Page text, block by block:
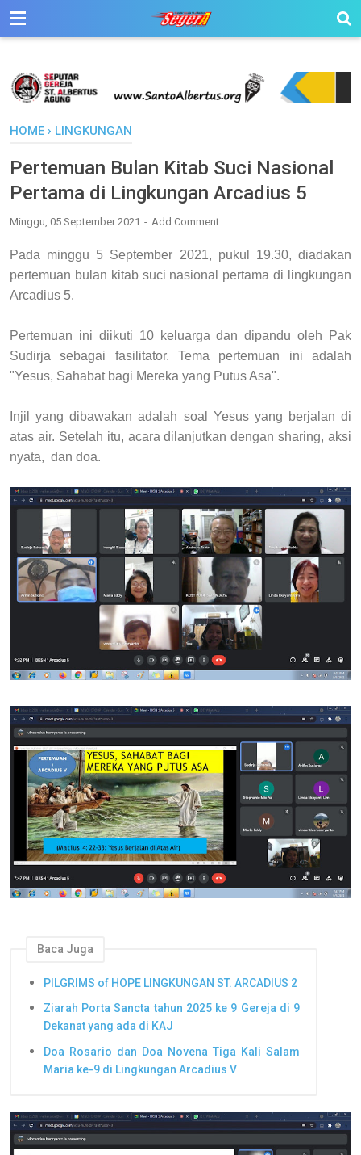
HOME › LINGKUNGAN
Pertemuan Bulan Kitab Suci Nasional
Pertama di Lingkungan Arcadius 5
Minggu, 05 September 2021 Add Comment
Pada minggu 5 September 2021, pukul 19.30, diadakan
pertemuan bulan kitab suci nasional pertama di lingkungan
Arcadius 5.
Pertemuan ini diikuti 10 keluarga dan dipandu oleh Pak
Sudirja sebagai fasilitator. Tema pertemuan ini adalah
"Yesus, Sahabat bagi Mereka yang Putus Asa".
Injil yang dibawakan adalah soal Yesus yang berjalan di
atas air. Setelah itu, acara dilanjutkan dengan sharing, aksi
nyata, dan doa.
Baca Juga
PILGRIMS of HOPE LINGKUNGAN ST. ARCADIUS 2
Ziarah Porta Sancta tahun 2025 ke 9 Gereja di 9
Dekanat yang ada di KAJ
Doa Rosario dan Doa Novena Tiga Kali Salam
Maria ke-9 di Lingkungan Arcadius V